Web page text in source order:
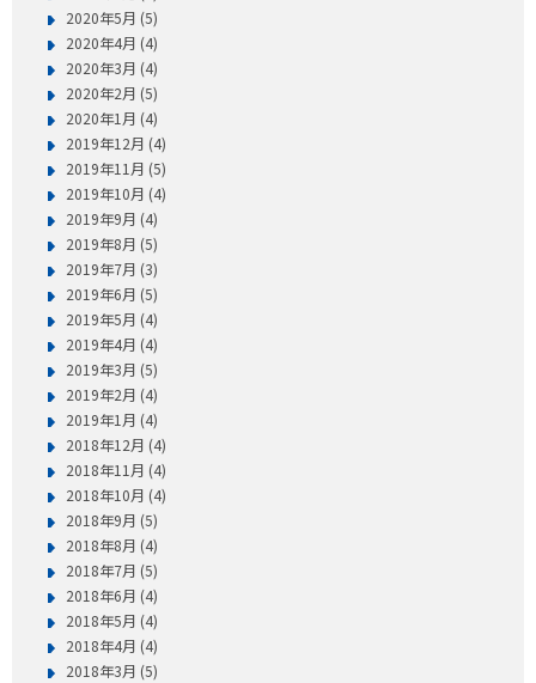
2020年5月 (5)
2020年4月 (4)
2020年3月 (4)
2020年2月 (5)
2020年1月 (4)
2019年12月 (4)
2019年11月 (5)
2019年10月 (4)
2019年9月 (4)
2019年8月 (5)
2019年7月 (3)
2019年6月 (5)
2019年5月 (4)
2019年4月 (4)
2019年3月 (5)
2019年2月 (4)
2019年1月 (4)
2018年12月 (4)
2018年11月 (4)
2018年10月 (4)
2018年9月 (5)
2018年8月 (4)
2018年7月 (5)
2018年6月 (4)
2018年5月 (4)
2018年4月 (4)
2018年3月 (5)